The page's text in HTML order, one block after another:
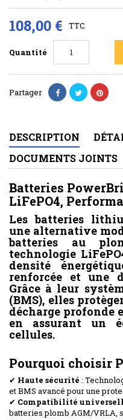
108,00 € TTC
Quantité
Partager
DESCRIPTION
DOCUMENTS JOINTS
Batteries
LiFePO4,
Les batteries
une alternative
batteries au
technologie
densité
renforcée et une
Grâce à leur
(BMS), elles
décharge profonde
en assurant un
cellules.
Pourquoi choisir
✔ Haute sécurité :
et BMS avancé pour une
✔ Compatibilité
batteries plomb AGM/VRLA,